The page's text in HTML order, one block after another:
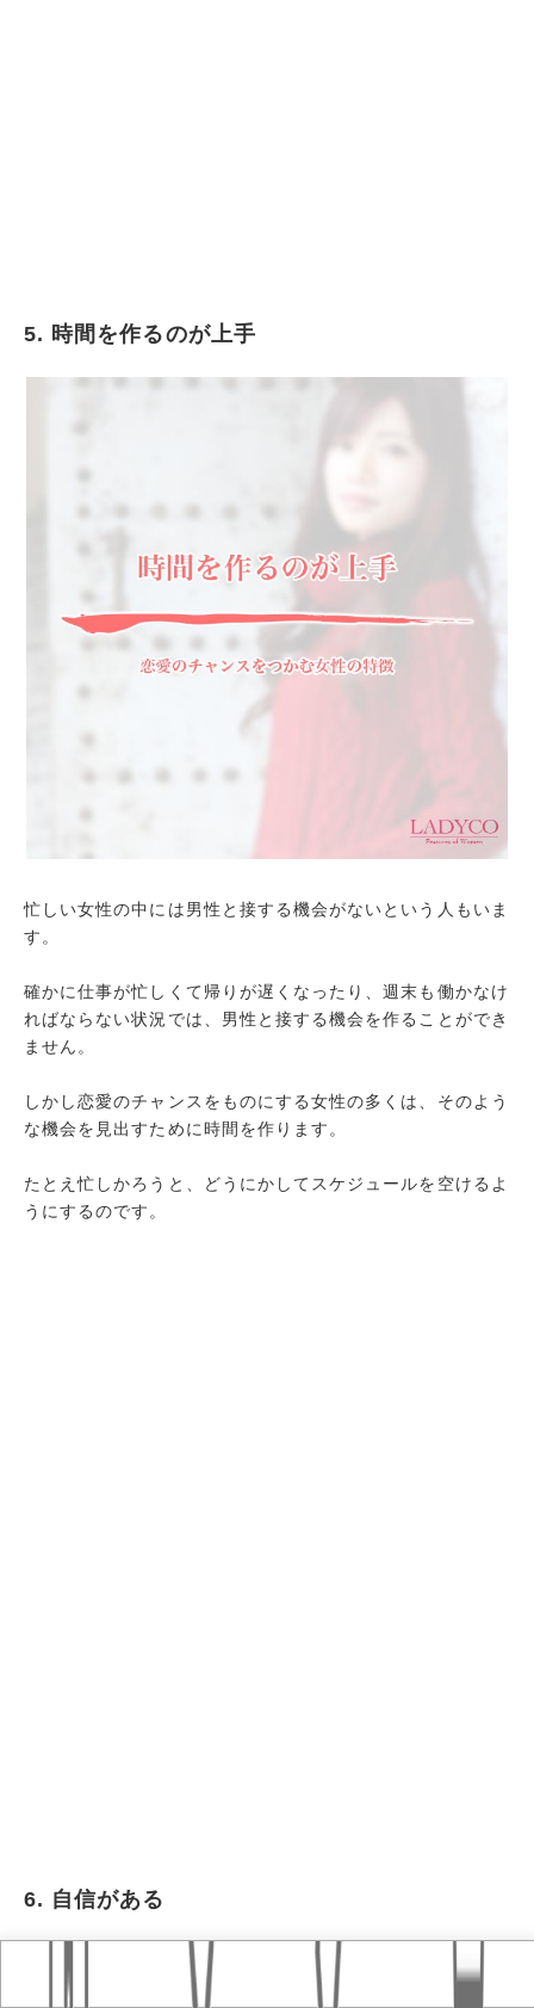
5. 時間を作るのが上手
忙しい女性の中には男性と接する機会がないという人もいま
す。
確かに仕事が忙しくて帰りが遅くなったり、週末も働かなけ
ればならない状況では、男性と接する機会を作ることができ
ません。
しかし恋愛のチャンスをものにする女性の多くは、そのよう
な機会を見出すために時間を作ります。
たとえ忙しかろうと、どうにかしてスケジュールを空けるよ
うにするのです。
6. 自信がある
おすすめ記事